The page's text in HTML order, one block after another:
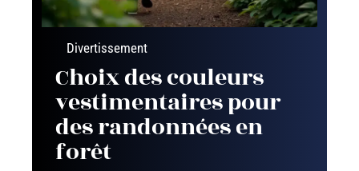
Divertissement
Choix des couleurs
vestimentaires pour
des randonnées en
forêt